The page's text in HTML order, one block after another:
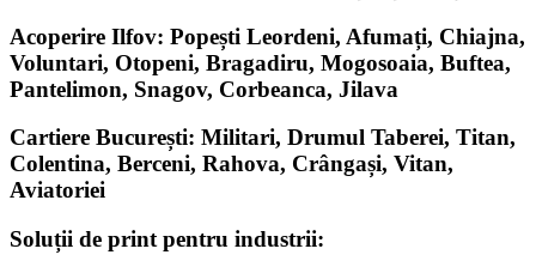
Acoperire Ilfov: Popești Leordeni, Afumați, Chiajna,
Voluntari, Otopeni, Bragadiru, Mogosoaia, Buftea,
Pantelimon, Snagov, Corbeanca, Jilava
Cartiere București: Militari, Drumul Taberei, Titan,
Colentina, Berceni, Rahova, Crângași, Vitan,
Aviatoriei
Soluții de print pentru industrii: